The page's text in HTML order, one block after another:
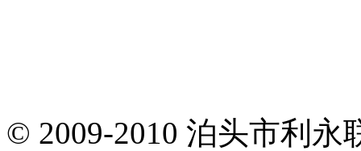
© 2009-2010 泊头市利